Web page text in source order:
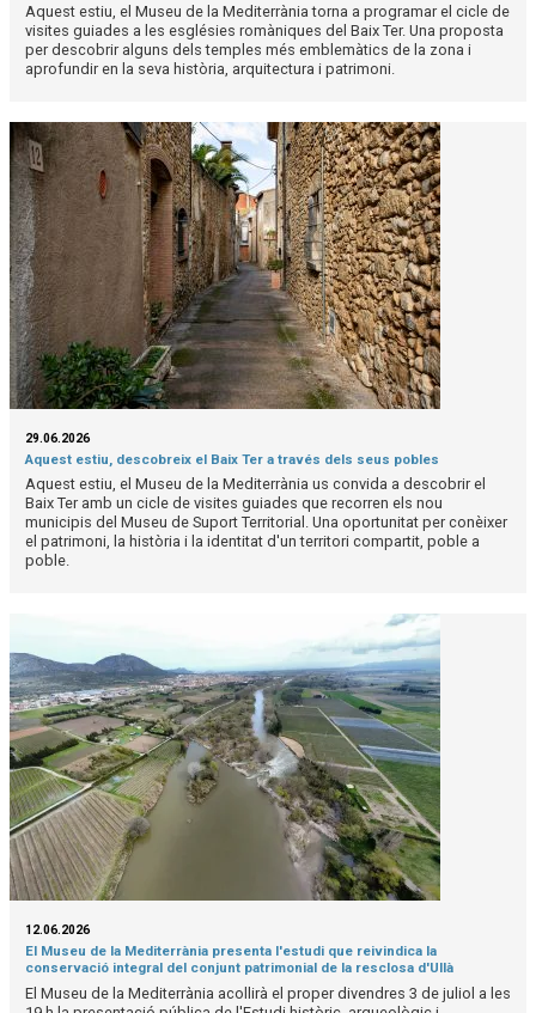
Aquest estiu, el Museu de la Mediterrània torna a programar el cicle de
visites guiades a les esglésies romàniques del Baix Ter. Una proposta
per descobrir alguns dels temples més emblemàtics de la zona i
aprofundir en la seva història, arquitectura i patrimoni.
29.06.2026
Aquest estiu, descobreix el Baix Ter a través dels seus pobles
Aquest estiu, el Museu de la Mediterrània us convida a descobrir el
Baix Ter amb un cicle de visites guiades que recorren els nou
municipis del Museu de Suport Territorial. Una oportunitat per conèixer
el patrimoni, la història i la identitat d'un territori compartit, poble a
poble.
12.06.2026
El Museu de la Mediterrània presenta l'estudi que reivindica la
conservació integral del conjunt patrimonial de la resclosa d'Ullà
El Museu de la Mediterrània acollirà el proper divendres 3 de juliol a les